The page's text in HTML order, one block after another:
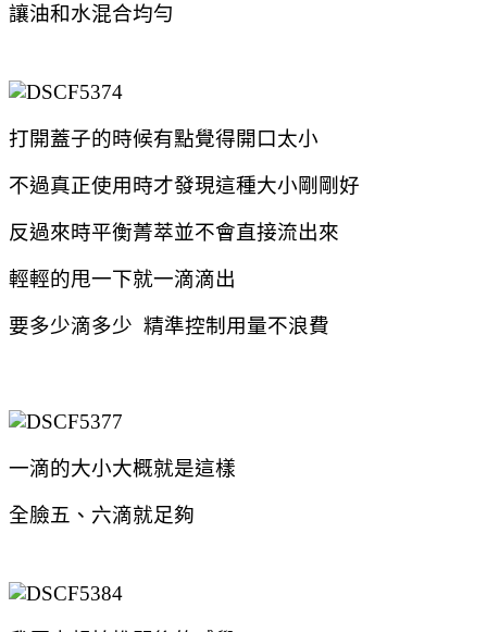
讓油和水混合均勻
打開蓋子的時候有點覺得開口太小
不過真正使用時才發現這種大小剛剛好
反過來時平衡菁萃並不會直接流出來
輕輕的甩一下就一滴滴出
要多少滴多少 精準控制用量不浪費
一滴的大小大概就是這樣
全臉五、六滴就足夠